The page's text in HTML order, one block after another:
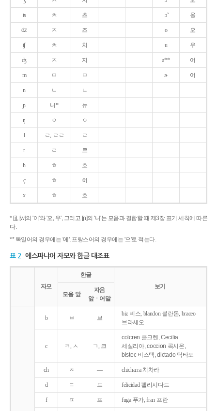
ʦ ㅊ 츠 ɔ̃ 옹
ʣ ㅈ 즈 o 오
ʧ ㅊ 치 u 우
ʤ ㅈ 지 ə** 어
m ㅁ ㅁ ɚ 어
n ㄴ ㄴ
ɲ 니* 뉴
ŋ ㅇ ㅇ
l ㄹ, ㄹㄹ ㄹ
r ㄹ 르
h ㅎ 흐
ç ㅎ 히
x ㅎ 흐
* [j], [w]의 '이'와 '오, 우', 그리고 [ɲ]의 '니'는 모음과 결합할 때 제3장 표기 세칙에 따른
다.
** 독일어의 경우에는 '에', 프랑스어의 경우에는 '으'로 적는다.
표 2 에스파냐어 자모와 한글 대조표
자모
한글
보기
모음 앞
자음
앞ㆍ어말
b ㅂ 브
biz 비스, blandon 블란돈, braceo
브라세오
c ㅋ, ㅅ ㄱ, 크
colcren 콜크렌, Cecilia
세실리아, coccion 콕시온,
bistec 비스텍, dictado 딕타도
ch ㅊ ― chicharra 치차라
d ㄷ 드 felicidad 펠리시다드
f ㅍ 프 fuga 푸가, fran 프란